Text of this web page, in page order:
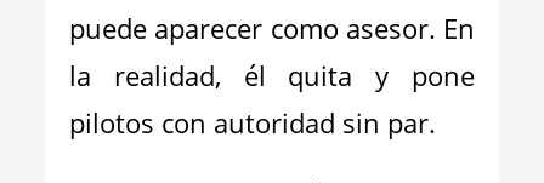
puede aparecer como asesor. En
la realidad, él quita y pone
pilotos con autoridad sin par.